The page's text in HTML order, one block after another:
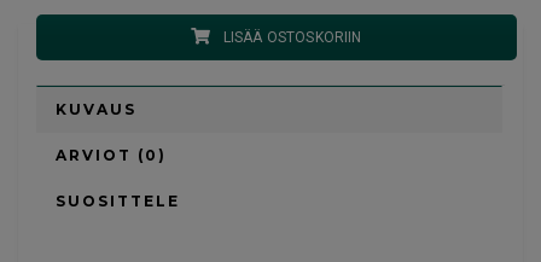
LISÄÄ OSTOSKORIIN
KUVAUS
ARVIOT (0)
SUOSITTELE